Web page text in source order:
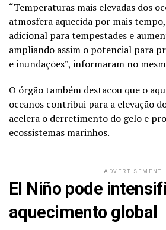
“Temperaturas mais elevadas dos
atmosfera aquecida por mais
adicional para tempestades e
ampliando assim o potencial para
e inundações”, informaram no
O órgão também destacou que o
oceanos contribui para a elevação
acelera o derretimento do gelo e
ecossistemas marinhos.
ADVERTISEMENT
El Niño pode
aquecimento global